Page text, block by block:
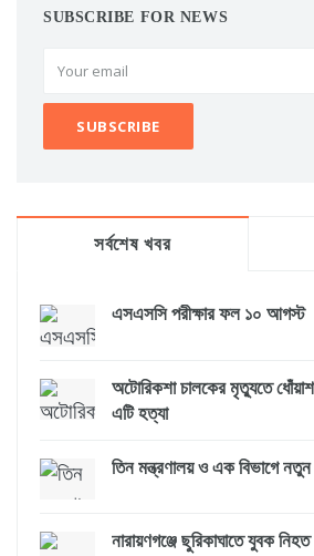
SUBSCRIBE FOR NEWS
সর্বশেষ খবর
এসএসসি পরীক্ষার ফল ১০ আগস্ট
অটোরিকশা চালকের মৃত্যুতে
এটি হত্যা
তিন মন্ত্রণালয় ও এক বিভাগে নতুন
নারায়ণগঞ্জে ছুরিকাঘাতে যুবক নিহত